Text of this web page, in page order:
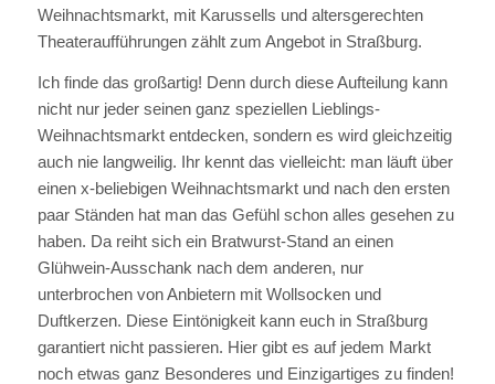
Weihnachtsmarkt, mit Karussells und altersgerechten
Theateraufführungen zählt zum Angebot in Straßburg.
Ich finde das großartig! Denn durch diese Aufteilung kann
nicht nur jeder seinen ganz speziellen Lieblings-
Weihnachtsmarkt entdecken, sondern es wird gleichzeitig
auch nie langweilig. Ihr kennt das vielleicht: man läuft über
einen x-beliebigen Weihnachtsmarkt und nach den ersten
paar Ständen hat man das Gefühl schon alles gesehen zu
haben. Da reiht sich ein Bratwurst-Stand an einen
Glühwein-Ausschank nach dem anderen, nur
unterbrochen von Anbietern mit Wollsocken und
Duftkerzen. Diese Eintönigkeit kann euch in Straßburg
garantiert nicht passieren. Hier gibt es auf jedem Markt
noch etwas ganz Besonderes und Einzigartiges zu finden!